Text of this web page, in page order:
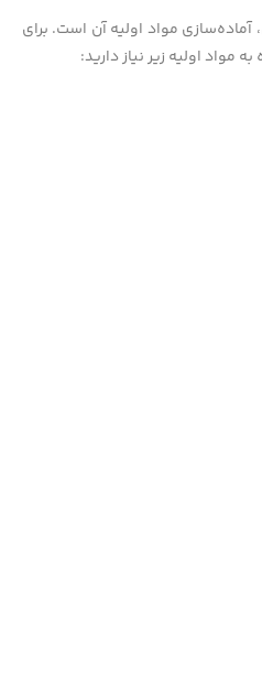
آماده‌سازی مواد اولیه آن است. برای
اولیه زیر نیاز دارید: